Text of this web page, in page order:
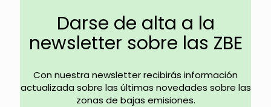
Darse de alta a la
newsletter sobre las ZBE
Con nuestra newsletter recibirás información
actualizada sobre las últimas novedades sobre las
zonas de bajas emisiones.